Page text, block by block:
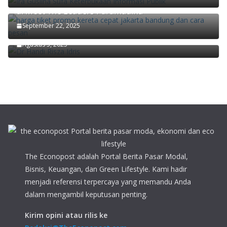
di Meet The Leaders Paramadina
September 22, 2025
Ekonom Paramadina Handi Risza: Pertumbuhan
Ekonomi Kuartal II/2025 Faktor Musiman
Agustus 5, 2025
The Econopost adalah Portal Berita Pasar Modal,
Bisnis, Keuangan, dan Green Lifestyle. Kami hadir
menjadi referensi terpercaya yang memandu Anda
dalam mengambil keputusan penting.
Kirim opini atau rilis ke